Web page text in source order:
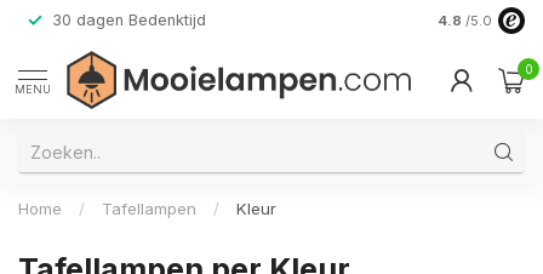
30 dagen Bedenktijd Verzending
4.8 /5.0
MENU
0
Home / Tafellampen / Kleur